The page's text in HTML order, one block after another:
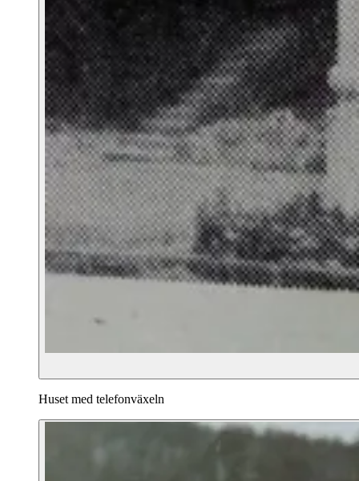
Huset med telefonväxeln